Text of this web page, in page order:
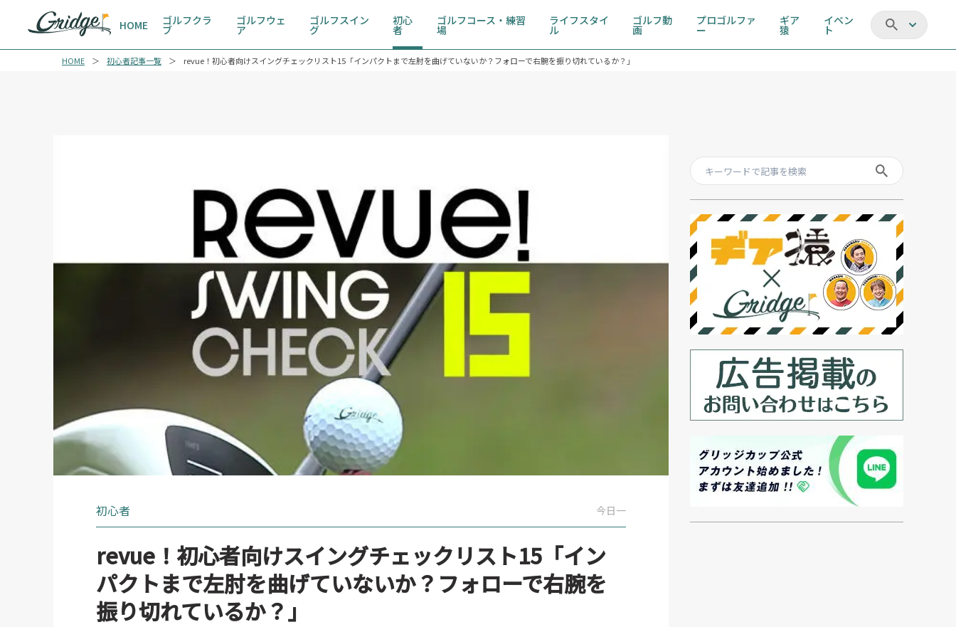
HOME ゴルフクラ
ブ
ゴルフウェ
ア
ゴルフスイン
グ
初心
者
ゴルフコース・練習
場
ライフスタイ
ル
ゴルフ動
画
プロゴルファ
ー
ギア
猿
イベン
ト
HOME 初心者記事一覧 revue！初心者向けスイングチェックリスト15「インパクトまで左肘を曲げていないか？フォローで右腕を振り切れているか？」
初心者 今日一
revue！初心者向けスイングチェックリスト15「イン
パクトまで左肘を曲げていないか？フォローで右腕を
振り切れているか？」